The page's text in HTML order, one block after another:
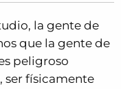
la gente de
que la gente de
peligroso
ser físicamente